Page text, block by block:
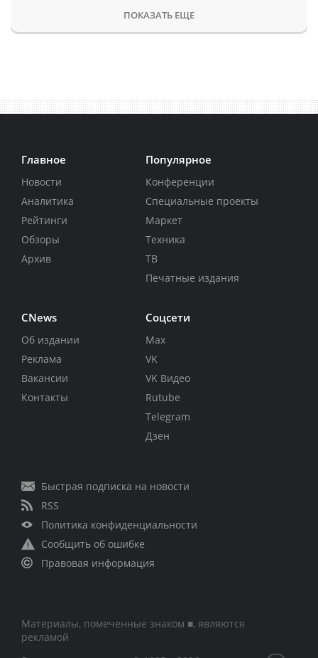
ПОКАЗАТЬ ЕЩЕ
Главное
Новости
Аналитика
Рейтинги
Обзоры
Архив
Популярное
Конференции
Специальные проекты
Маркет
Техника
ТВ
Печатные издания
CNews
Об издании
Реклама
Вакансии
Контакты
Соцсети
Max
VK
VK Видео
Rutube
Telegram
Дзен
Быстрая подписка на новости
RSS
Политика конфиденциальности
Сообщить об ошибке
Правовая информация
Материалы, помеченные знаком ■, являются
рекламой